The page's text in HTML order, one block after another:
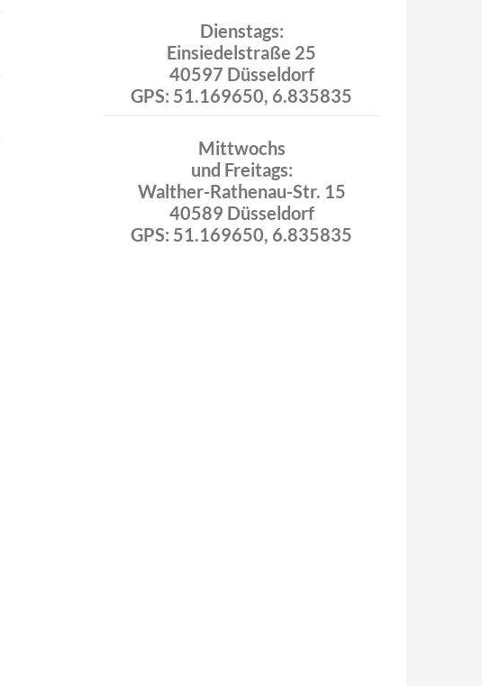
Dienstags:
Einsiedelstraße 25
40597 Düsseldorf
GPS: 51.169650, 6.835835
Mittwochs
und Freitags:
Walther-Rathenau-Str. 15
40589 Düsseldorf
GPS: 51.169650, 6.835835